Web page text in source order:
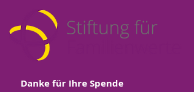
Danke für Ihre Spende